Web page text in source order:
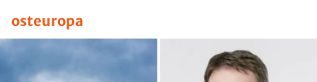
osteuropa